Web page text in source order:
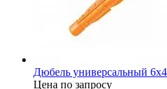
Дюбель универсальный
Цена по запросу